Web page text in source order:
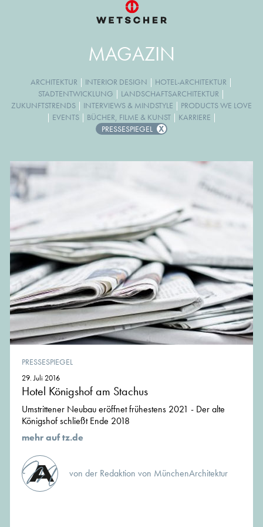
MAGAZIN
ARCHITEKTUR | INTERIOR DESIGN | HOTEL-ARCHITEKTUR |
STADTENTWICKLUNG | LANDSCHAFTSARCHITEKTUR |
ZUKUNFTSTRENDS | INTERVIEWS & MINDSTYLE | PRODUCTS WE LOVE
| EVENTS | BÜCHER, FILME & KUNST | KARRIERE |
PRESSESPIEGEL
PRESSESPIEGEL
29. Juli 2016
Hotel Königshof am Stachus
Umstrittener Neubau eröffnet frühestens 2021 - Der alte
Königshof schließt Ende 2018
mehr auf tz.de
von der Redaktion von MünchenArchitektur